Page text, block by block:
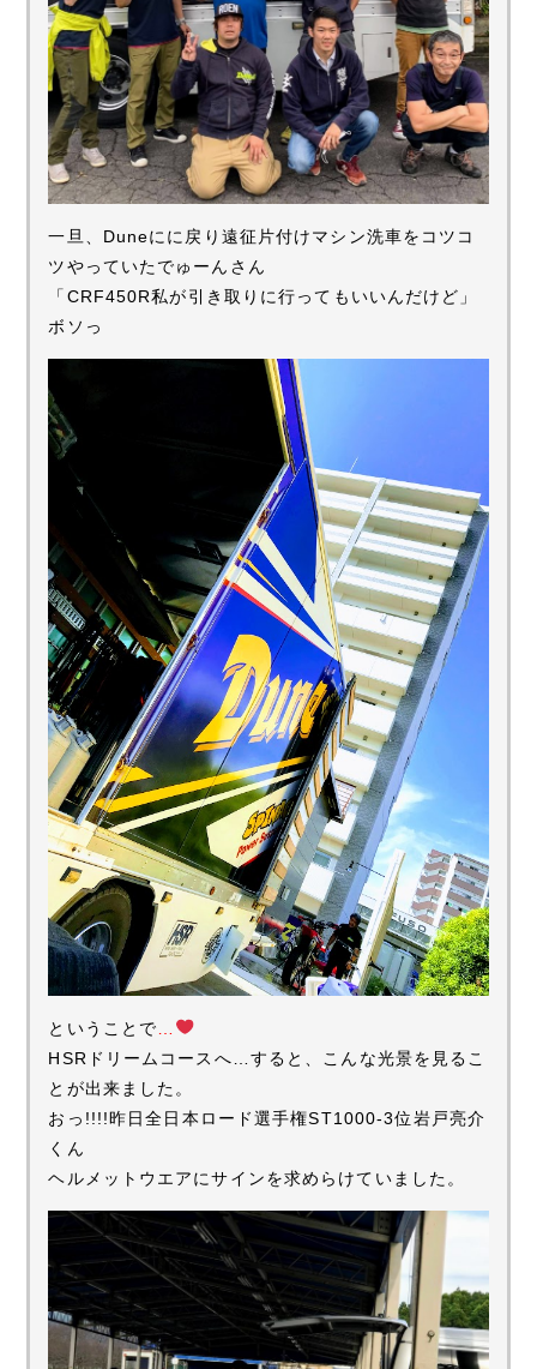
一旦、Duneにに戻り遠征片付けマシン洗車をコツコ
ツやっていたでゅーんさん
「CRF450R私が引き取りに行ってもいいんだけど」
ボソっ
ということで
HSRドリームコースへ…すると、こんな光景を見るこ
とが出来ました。
おっ!!!!昨日全日本ロード選手権ST1000-3位岩戸亮介
くん
ヘルメットウエアにサインを求めらけていました。